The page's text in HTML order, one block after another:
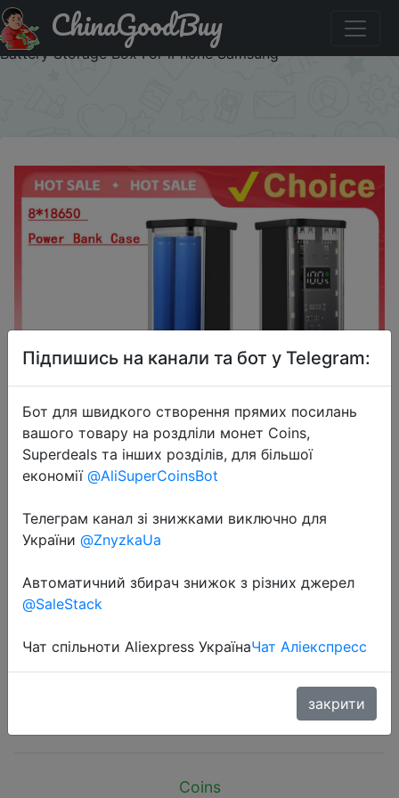
Придбати по акціи Transparent Shell 818650 Power Bank
Case 22.5W Fast Charging LED USB C + Micro USB Port
Battery Storage Box For iPhone Samsung
ChinaGoodBuy
2025-11-06
Transparent Shell 818650 Power
Bank Case 22.5W Fast Charging
LED USB C + Micro USB Port
Samsung
Coins
Підпишись на канали та бот у Telegram:
Бот для швидкого створення прямих посилань
вашого товару на роздліли монет Coins,
Superdeals та інших розділів, для більшої
економії @AliSuperCoinsBot
Телеграм канал зі знижками виключно для
України @ZnyzkaUa
Автоматичний збирач знижок з різних джерел
@SaleStack
Чат спільноти Aliexpress УкраїнаЧат Аліекспресс
закрити